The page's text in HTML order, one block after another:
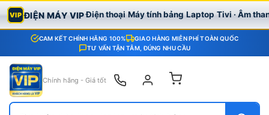
VIP ĐIỆN MÁY VIPĐiện thoại Máy tính bảng Laptop Tivi · Âm
CAM KẾT CHÍNH HÃNG 100%
GIAO HÀNG MIỄN PHÍ TOÀN QUỐC
TƯ VẤN TẬN TÂM, ĐÚNG NHU CẦU
Chính hãng - Giá tốt